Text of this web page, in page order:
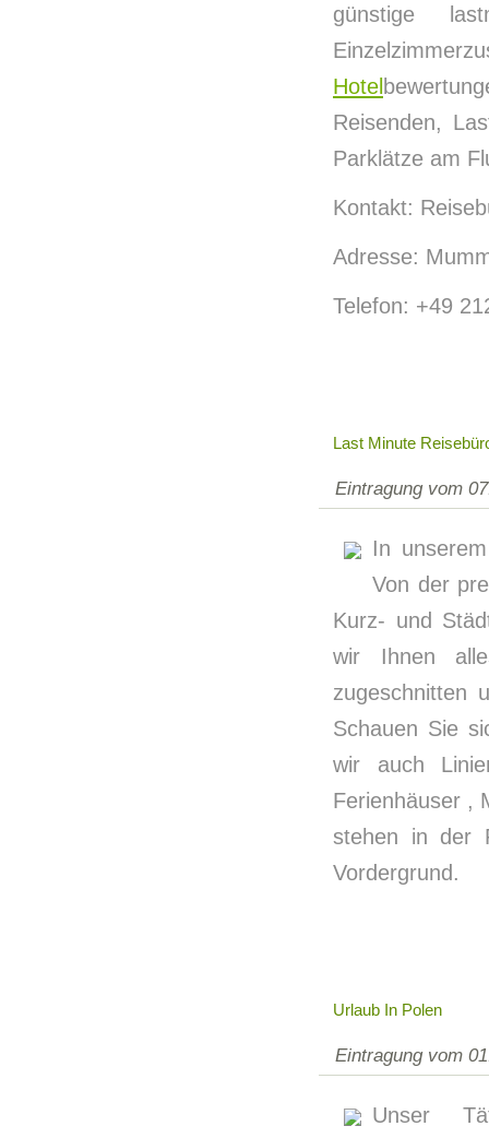
günstige
Hotel
Reisenden,
Parklätze am
Kontakt:
Adresse:
Telefon: +49
Last Minute
Eintragung vom
In
Von der
Kurz- und
wir Ihnen
zugeschnitten
Schauen Sie
wir auch
Ferienhäuser ,
stehen in der
Vordergrund.
Urlaub In Polen
Eintragung vom
Unser